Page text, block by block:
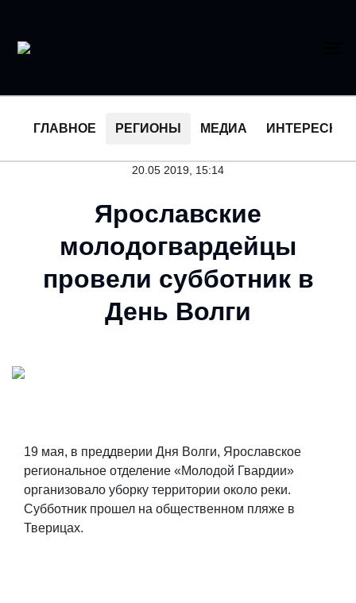
ГЛАВНОЕ РЕГИОНЫ МЕДИА ИНТЕРЕСНОЕ
20.05 2019, 15:14
Ярославские
молодогвардейцы
провели субботник в
День Волги
19 мая, в преддверии Дня Волги, Ярославское
региональное отделение «Молодой Гвардии»
организовало уборку территории около реки.
Субботник прошел на общественном пляже в
Тверицах.